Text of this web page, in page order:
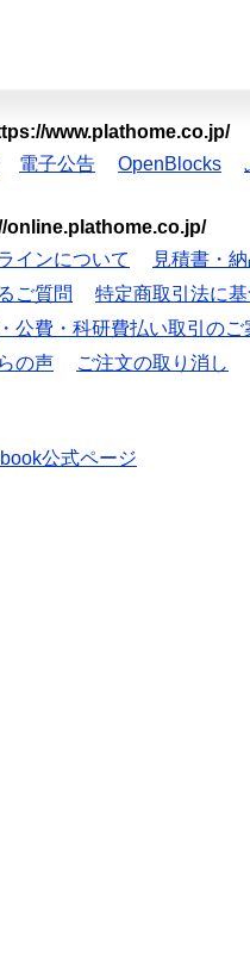
www.plathome.co.jp/
電子公告 OpenBlocks
online.plathome.co.jp/
インについて
見積書・
ご質問
特定商取引法に
公費・科研費払い取引のご
の声 ご注文の取り消し
公式ページ